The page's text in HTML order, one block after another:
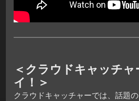
＜クラウドキャッチャ
イ！＞
クラウドキャッチャーでは、話題